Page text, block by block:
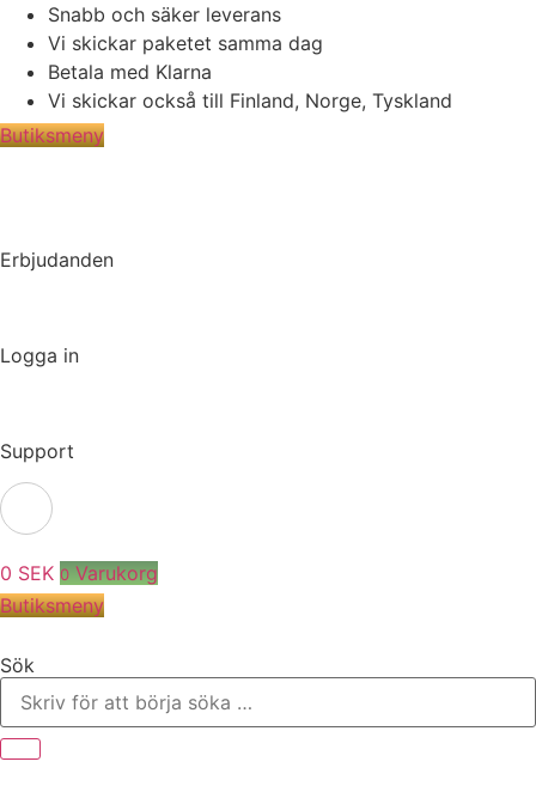
Hoppa
innehåll
Snabb och säker leverans
Vi skickar paketet samma dag
Betala med Klarna
Vi skickar också till Finland, Norge, Tyskland
Butiksmeny
Erbjudanden
Logga in
Support
0 SEK 0 Varukorg
Butiksmeny
Sök